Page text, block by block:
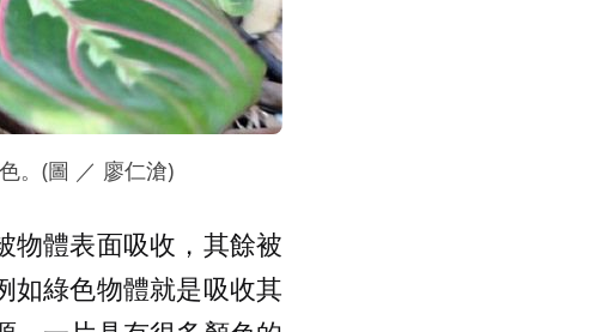
。(圖 ／ 廖仁滄)
物體表面吸收，其餘被
如綠色物體就是吸收其